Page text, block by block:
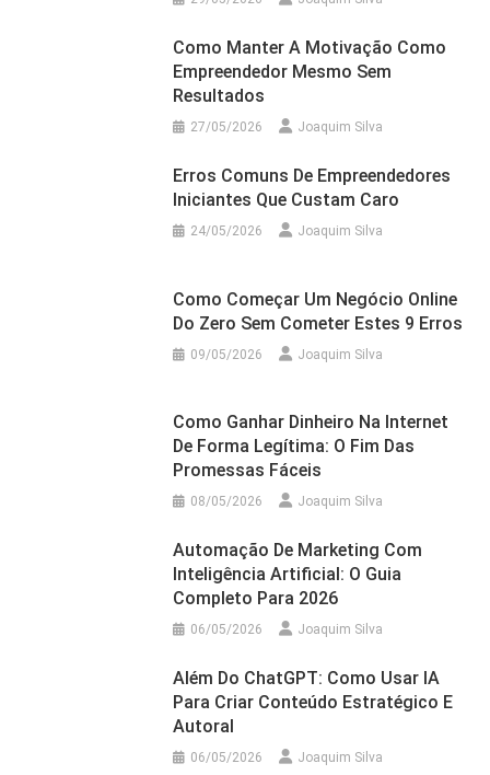
Como Manter A Motivação Como
Empreendedor Mesmo Sem
Resultados
27/05/2026 Joaquim Silva
Erros Comuns De Empreendedores
Iniciantes Que Custam Caro
24/05/2026 Joaquim Silva
Como Começar Um Negócio Online
Do Zero Sem Cometer Estes 9 Erros
09/05/2026 Joaquim Silva
Como Ganhar Dinheiro Na Internet
De Forma Legítima: O Fim Das
Promessas Fáceis
08/05/2026 Joaquim Silva
Automação De Marketing Com
Inteligência Artificial: O Guia
Completo Para 2026
06/05/2026 Joaquim Silva
Além Do ChatGPT: Como Usar IA
Para Criar Conteúdo Estratégico E
Autoral
06/05/2026 Joaquim Silva